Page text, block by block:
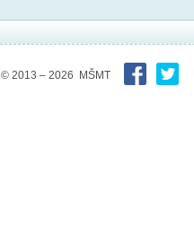
© 2013 – 2026 MŠMT